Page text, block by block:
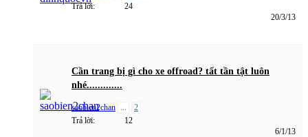
Trả lời:
24
20/3/13
Cần trang bị gì cho xe offroad? tất tần tật luôn
nhé.............
saobien2chan
2
Trả lời:
12
6/1/13